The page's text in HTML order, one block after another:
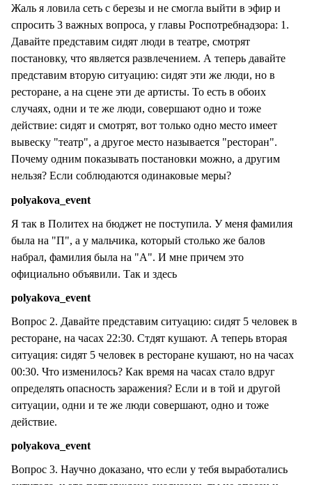
Жаль я ловила сеть с березы и не смогла выйти в эфир и
спросить 3 важных вопроса, у главы Роспотребнадзора: 1.
Давайте представим сидят люди в театре, смотрят
постановку, что является развлечением. А теперь давайте
представим вторую ситуацию: сидят эти же люди, но в
ресторане, а на сцене эти де артисты. То есть в обоих
случаях, одни и те же люди, совершают одно и тоже
действие: сидят и смотрят, вот только одно место имеет
вывеску "театр", а другое место называется "ресторан".
Почему одним показывать постановки можно, а другим
нельзя? Если соблюдаются одинаковые меры?
polyakova_event
Я так в Политех на бюджет не поступила. У меня фамилия
была на "П", а у мальчика, который столько же балов
набрал, фамилия была на "А". И мне причем это
официально объявили. Так и здесь
polyakova_event
Вопрос 2. Давайте представим ситуацию: сидят 5 человек в
ресторане, на часах 22:30. Стдят кушают. А теперь вторая
ситуация: сидят 5 человек в ресторане кушают, но на часах
00:30. Что изменилось? Как время на часах стало вдруг
определять опасность заражения? Если и в той и другой
ситуации, одни и те же люди совершают, одно и тоже
действие.
polyakova_event
Вопрос 3. Научно доказано, что если у тебя выработались